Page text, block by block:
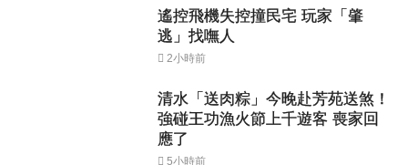
遙控飛機失控撞民宅 玩家「肇
逃」找嘸人
2小時前
清水「送肉粽」今晚赴芳苑送煞！
強碰王功漁火節上千遊客 喪家回
應了
5小時前